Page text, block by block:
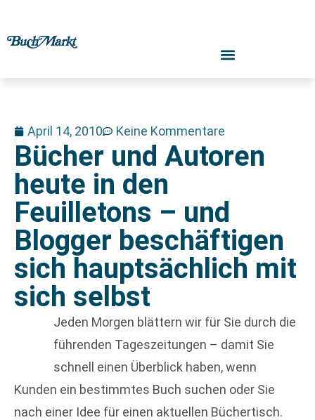
April 14, 2010 Keine Kommentare
Bücher und Autoren
heute in den
Feuilletons – und
Blogger beschäftigen
sich hauptsächlich mit
sich selbst
Jeden Morgen blättern wir für Sie durch die
führenden Tageszeitungen – damit Sie
schnell einen Überblick haben, wenn
Kunden ein bestimmtes Buch suchen oder Sie
nach einer Idee für einen aktuellen Büchertisch.